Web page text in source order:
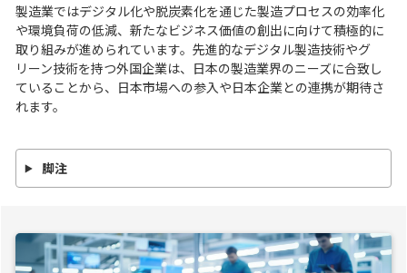
製造業ではデジタル化や脱炭素化を通じた製造プロセスの効率化
や環境負荷の低減、新たなビジネス価値の創出に向けて積極的に
取り組みが進められています。先進的なデジタル製造技術やグ
リーン技術を持つ外国企業は、日本の製造業界のニーズに合致し
ていることから、日本市場への参入や日本企業との連携が期待さ
れます。
脚注